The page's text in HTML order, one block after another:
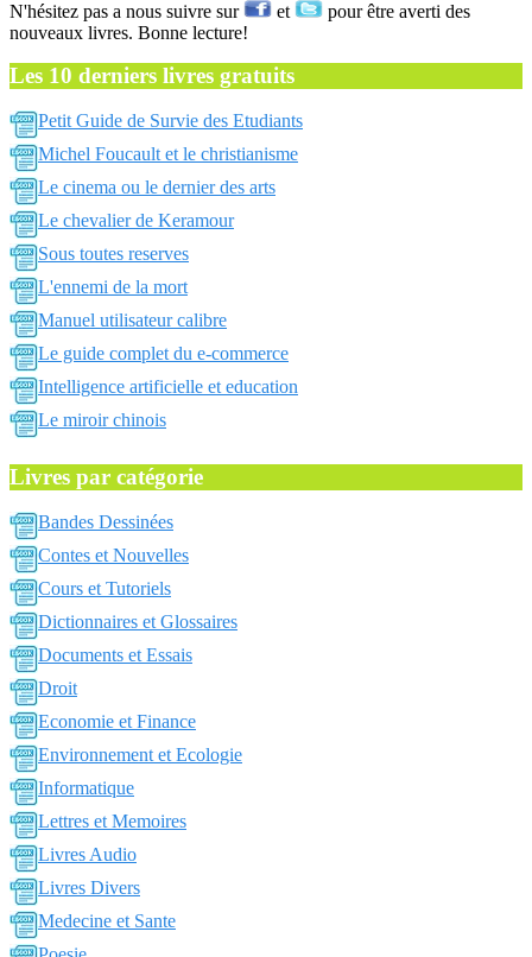
N'hésitez pas a nous suivre sur et
pour être averti des
nouveaux livres. Bonne lecture!
Les 10 derniers livres gratuits
Petit Guide de Survie des Etudiants
Michel Foucault et le christianisme
Le cinema ou le dernier des arts
Le chevalier de Keramour
Sous toutes reserves
L'ennemi de la mort
Manuel utilisateur calibre
Le guide complet du e-commerce
Intelligence artificielle et education
Le miroir chinois
Livres par catégorie
Bandes Dessinées
Contes et Nouvelles
Cours et Tutoriels
Dictionnaires et Glossaires
Documents et Essais
Droit
Economie et Finance
Environnement et Ecologie
Informatique
Lettres et Memoires
Livres Audio
Livres Divers
Medecine et Sante